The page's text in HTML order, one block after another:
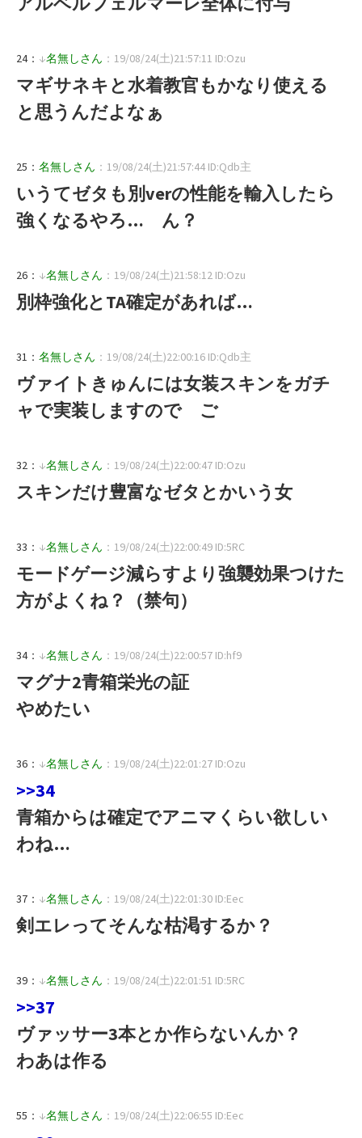
24： ↓名無しさん ：19/08/24(土)21:57:11 ID:Ozu
マギサネキと水着教官もかなり使える
と思うんだよなぁ
25： 名無しさん ：19/08/24(土)21:57:44 ID:Qdb主
いうてゼタも別verの性能を輸入したら
強くなるやろ… ん？
26： ↓名無しさん ：19/08/24(土)21:58:12 ID:Ozu
別枠強化とTA確定があれば…
31： 名無しさん ：19/08/24(土)22:00:16 ID:Qdb主
ヴァイトきゅんには女装スキンをガチ
ャで実装しますので ご
32： ↓名無しさん ：19/08/24(土)22:00:47 ID:Ozu
スキンだけ豊富なゼタとかいう女
33： ↓名無しさん ：19/08/24(土)22:00:49 ID:5RC
モードゲージ減らすより強襲効果つけた
方がよくね？（禁句）
34： ↓名無しさん ：19/08/24(土)22:00:57 ID:hf9
マグナ2青箱栄光の証
やめたい
36： ↓名無しさん ：19/08/24(土)22:01:27 ID:Ozu
>>34
青箱からは確定でアニマくらい欲しい
わね…
37： ↓名無しさん ：19/08/24(土)22:01:30 ID:Eec
剣エレってそんな枯渇するか？
39： ↓名無しさん ：19/08/24(土)22:01:51 ID:5RC
>>37
ヴァッサー3本とか作らないんか？
わあは作る
55： ↓名無しさん ：19/08/24(土)22:06:55 ID:Eec